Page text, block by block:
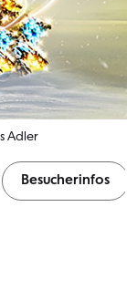
Adler
Besucherinfos